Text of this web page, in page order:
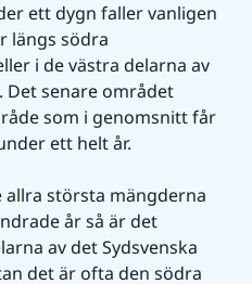
ett dygn faller vanligen
längs södra
i de västra delarna av
Det senare området
som i genomsnitt får
ett helt år.
största mängderna
år så är det
av det Sydsvenska
det är ofta den södra